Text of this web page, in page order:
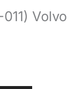
Volvo